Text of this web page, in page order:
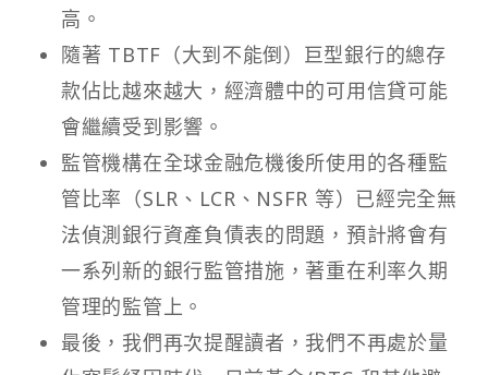
高。
隨著 TBTF（大到不能倒）巨型銀行的總存
款佔比越來越大，經濟體中的可用信貸可能
會繼續受到影響。
監管機構在全球金融危機後所使用的各種監
管比率（SLR、LCR、NSFR 等）已經完全無
法偵測銀行資產負債表的問題，預計將會有
一系列新的銀行監管措施，著重在利率久期
管理的監管上。
最後，我們再次提醒讀者，我們不再處於量